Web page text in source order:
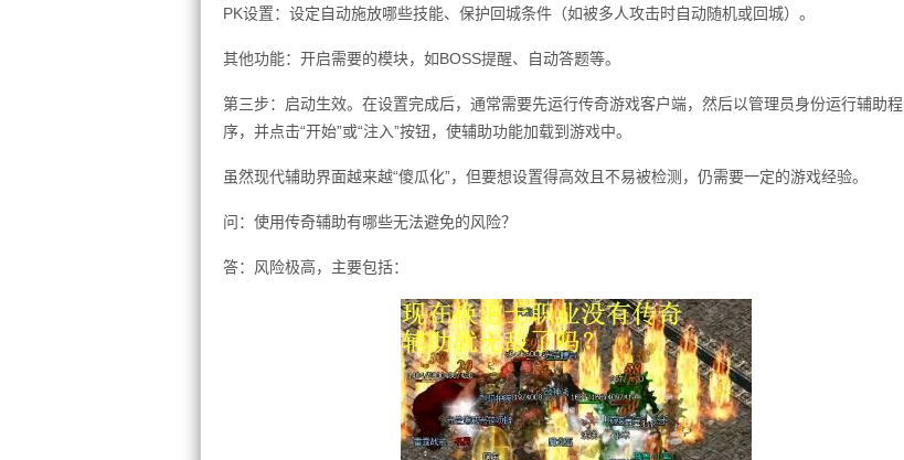
PK设置：设定自动施放哪些技能、保护回城条件（如被多人攻击时自动随机或回城）。
其他功能：开启需要的模块，如BOSS提醒、自动答题等。
第三步：启动生效。在设置完成后，通常需要先运行传奇游戏客户端，然后以管理员身份运行辅助程
序，并点击“开始”或“注入”按钮，使辅助功能加载到游戏中。
虽然现代辅助界面越来越“傻瓜化”，但要想设置得高效且不易被检测，仍需要一定的游戏经验。
问：使用传奇辅助有哪些无法避免的风险？
答：风险极高，主要包括：